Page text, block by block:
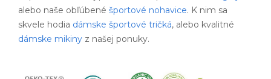
alebo naše obľúbené športové nohavice. K nim sa
skvele hodia dámske športové tričká, alebo kvalitné
dámske mikiny z našej ponuky.